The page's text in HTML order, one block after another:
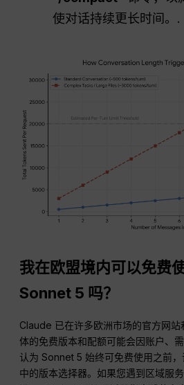
使对话持续更长时间。.
我在欧盟境内可以免费
Sonnet 5 吗？
Claude 已在许多欧洲市场的官方网站
体的免费版本和配额可能会因账户、
认为 Sonnet 5 始终可免费使用之前
中的版本选择器。如果您遇到区域服